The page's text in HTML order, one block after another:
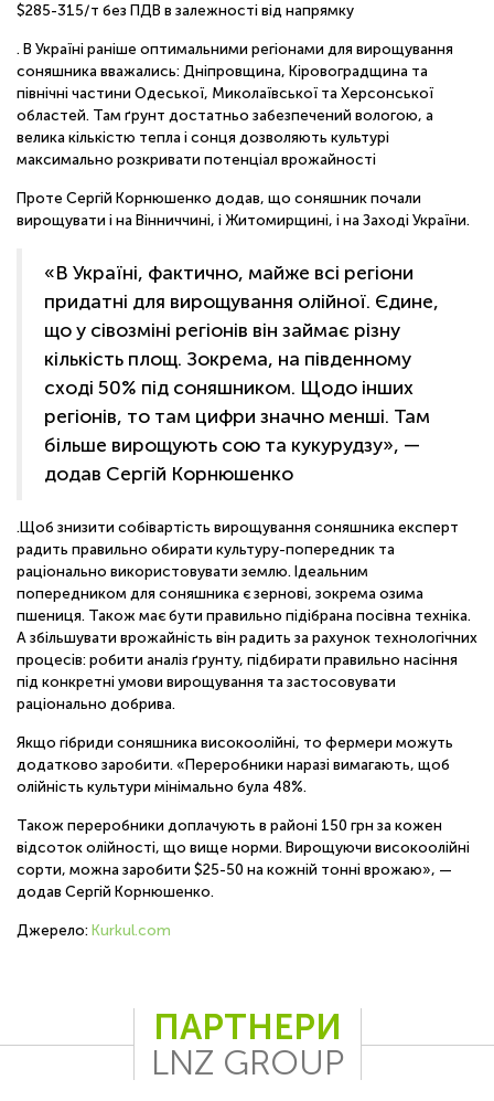
$285-315/т без ПДВ в залежності від напрямку
. В Україні раніше оптимальними регіонами для вирощування
соняшника вважались: Дніпровщина, Кіровоградщина та
північні частини Одеської, Миколаївської та Херсонської
областей. Там ґрунт достатньо забезпечений вологою, а
велика кількістю тепла і сонця дозволяють культурі
максимально розкривати потенціал врожайності
Проте Сергій Корнюшенко додав, що соняшник почали
вирощувати і на Вінниччині, і Житомирщині, і на Заході України.
«В Україні, фактично, майже всі регіони
придатні для вирощування олійної. Єдине,
що у сівозміні регіонів він займає різну
кількість площ. Зокрема, на південному
сході 50% під соняшником. Щодо інших
регіонів, то там цифри значно менші. Там
більше вирощують сою та кукурудзу», —
додав Сергій Корнюшенко
.Щоб знизити собівартість вирощування соняшника експерт
радить правильно обирати культуру-попередник та
раціонально використовувати землю. Ідеальним
попередником для соняшника є зернові, зокрема озима
пшениця. Також має бути правильно підібрана посівна техніка.
А збільшувати врожайність він радить за рахунок технологічних
процесів: робити аналіз ґрунту, підбирати правильно насіння
під конкретні умови вирощування та застосовувати
раціонально добрива.
Якщо гібриди соняшника високоолійні, то фермери можуть
додатково заробити. «Переробники наразі вимагають, щоб
олійність культури мінімально була 48%.
Також переробники доплачують в районі 150 грн за кожен
відсоток олійності, що вище норми. Вирощуючи високоолійні
сорти, можна заробити $25-50 на кожній тонні врожаю», —
додав Сергій Корнюшенко.
Джерело: Kurkul.com
ПАРТНЕРИ
LNZ GROUP